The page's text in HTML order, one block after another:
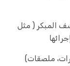
المبکر ( مثل
ملصقات)